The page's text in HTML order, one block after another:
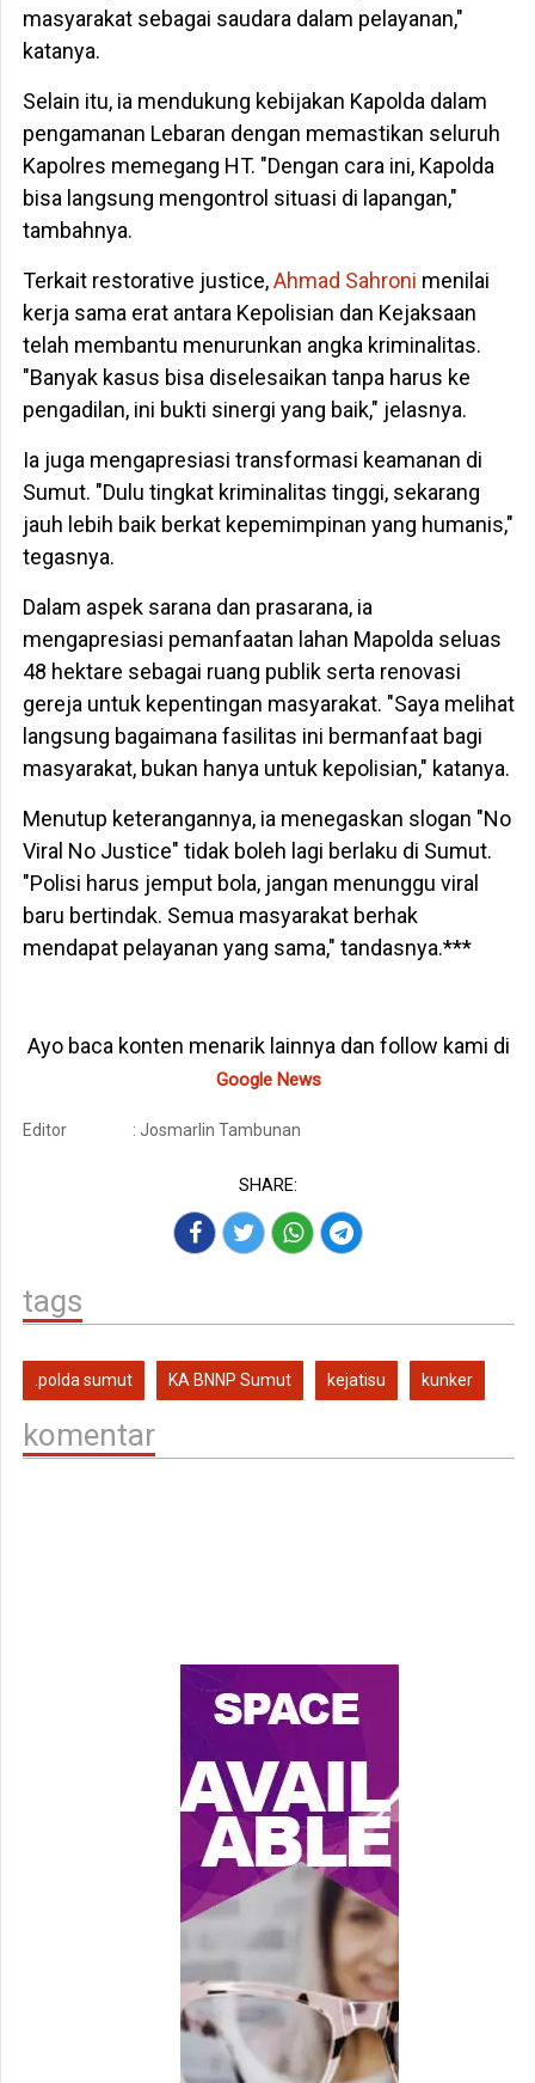
masyarakat sebagai saudara dalam pelayanan,"
katanya.
Selain itu, ia mendukung kebijakan Kapolda dalam
pengamanan Lebaran dengan memastikan seluruh
Kapolres memegang HT. "Dengan cara ini, Kapolda
bisa langsung mengontrol situasi di lapangan,"
tambahnya.
Terkait restorative justice,Ahmad Sahroni menilai
kerja sama erat antara Kepolisian dan Kejaksaan
telah membantu menurunkan angka kriminalitas.
"Banyak kasus bisa diselesaikan tanpa harus ke
pengadilan, ini bukti sinergi yang baik," jelasnya.
Ia juga mengapresiasi transformasi keamanan di
Sumut. "Dulu tingkat kriminalitas tinggi, sekarang
jauh lebih baik berkat kepemimpinan yang humanis,"
tegasnya.
Dalam aspek sarana dan prasarana, ia
mengapresiasi pemanfaatan lahan Mapolda seluas
48 hektare sebagai ruang publik serta renovasi
gereja untuk kepentingan masyarakat. "Saya melihat
langsung bagaimana fasilitas ini bermanfaat bagi
masyarakat, bukan hanya untuk kepolisian," katanya.
Menutup keterangannya, ia menegaskan slogan "No
Viral No Justice" tidak boleh lagi berlaku di Sumut.
"Polisi harus jemput bola, jangan menunggu viral
baru bertindak. Semua masyarakat berhak
mendapat pelayanan yang sama," tandasnya.***
Ayo baca konten menarik lainnya dan follow kami di
Google News
Editor : Josmarlin Tambunan
SHARE:
tags
.polda sumut KA BNNP Sumut kejatisu kunker
komentar